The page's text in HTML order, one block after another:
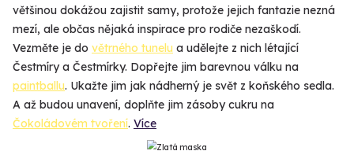
většinou dokážou zajistit samy, protože jejich fantazie nezná
mezí, ale občas nějaká inspirace pro rodiče nezaškodí.
Vezměte je do větrného tunelu a udělejte z nich létající
Čestmíry a Čestmírky. Dopřejte jim barevnou válku na
paintballu. Ukažte jim jak nádherný je svět z koňského sedla.
A až budou unavení, doplňte jim zásoby cukru na
Čokoládovém tvoření. Více